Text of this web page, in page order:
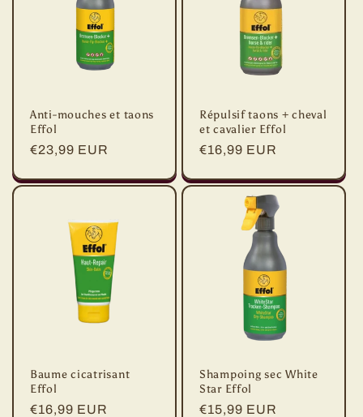
:
Anti-mouches et taons
Effol
Prix
€23,99 EUR
Répulsif taons + cheval
et cavalier Effol
Prix
€16,99 EUR
Baume cicatrisant
Effol
Prix
€16,99 EUR
Shampoing sec White
Star Effol
Prix
€15,99 EUR